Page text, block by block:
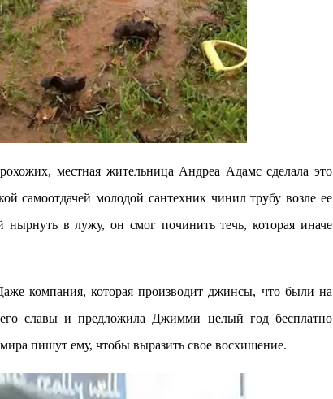
местная жительница Андреа Адамс сделала это
самоотдачей молодой сантехник чинил трубу возле ее
нырнуть в лужу, он смог починить течь, которая иначе
компания, которая производит джинсы, что были на
его славы и предложила Джимми целый год бесплатно
пишут ему, чтобы выразить свое восхищение.